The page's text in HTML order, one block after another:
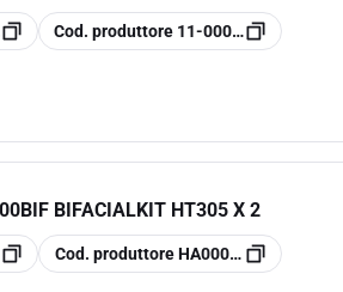
364copia
Cod. produttore 11-0000-364
BIFACIALKIT HT305 X 2
copia
Cod. produttoreHA000BIF